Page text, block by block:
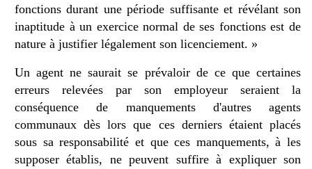
fonctions durant une période suffisante et révélant son
inaptitude à un exercice normal de ses fonctions est de
nature à justifier légalement son licenciement. »
Un agent ne saurait se prévaloir de ce que certaines
erreurs relevées par son employeur seraient la
conséquence de manquements d'autres agents
communaux dès lors que ces derniers étaient placés
sous sa responsabilité et que ces manquements, à les
supposer établis, ne peuvent suffire à expliquer son